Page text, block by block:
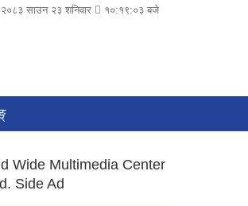
साउन २३ शनिवार १०:१९:०४ बजे